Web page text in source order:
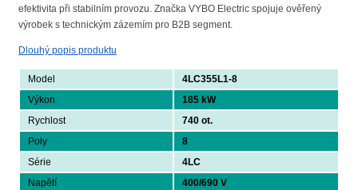
efektivita při stabilním provozu. Značka VYBO Electric spojuje ověřený
výrobek s technickým zázemím pro B2B segment.
Dlouhý popis produktu
Model
4LC355L1-8
Výkon
185 kW
Rychlost
740 ot.
Poly
8
Série
4LC
Napětí
400/690 V